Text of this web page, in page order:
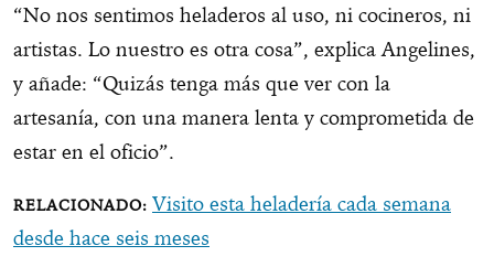
“No nos sentimos heladeros al uso, ni cocineros, ni
artistas. Lo nuestro es otra cosa”, explica Angelines,
y añade: “Quizás tenga más que ver con la
artesanía, con una manera lenta y comprometida de
estar en el oficio”.
Visito esta heladería cada semana
desde hace seis meses